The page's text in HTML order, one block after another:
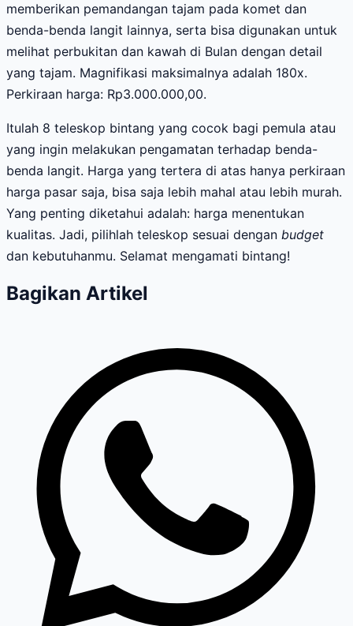
memberikan pemandangan tajam pada komet dan
benda-benda langit lainnya, serta bisa digunakan untuk
melihat perbukitan dan kawah di Bulan dengan detail
yang tajam. Magnifikasi maksimalnya adalah 180x.
Perkiraan harga: Rp3.000.000,00.
Itulah 8 teleskop bintang yang cocok bagi pemula atau
yang ingin melakukan pengamatan terhadap benda-
benda langit. Harga yang tertera di atas hanya perkiraan
harga pasar saja, bisa saja lebih mahal atau lebih murah.
Yang penting diketahui adalah: harga menentukan
kualitas. Jadi, pilihlah teleskop sesuai dengan budget
dan kebutuhanmu. Selamat mengamati bintang!
Bagikan Artikel